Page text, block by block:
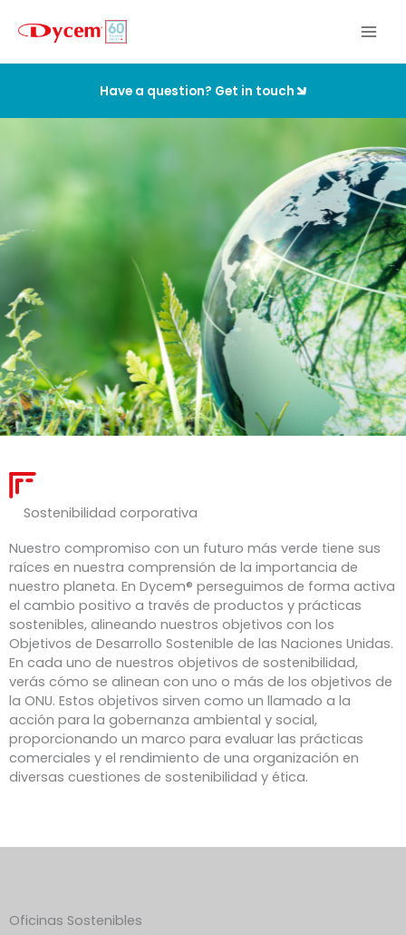
contenido
Have a question? Get in touch
Sostenibilidad corporativa
Nuestro compromiso con un futuro más verde tiene sus
raíces en nuestra comprensión de la importancia de
nuestro planeta. En Dycem® perseguimos de forma activa
el cambio positivo a través de productos y prácticas
sostenibles, alineando nuestros objetivos con los
Objetivos de Desarrollo Sostenible de las Naciones Unidas.
En cada uno de nuestros objetivos de sostenibilidad,
verás cómo se alinean con uno o más de los objetivos de
la ONU. Estos objetivos sirven como un llamado a la
acción para la gobernanza ambiental y social,
proporcionando un marco para evaluar las prácticas
comerciales y el rendimiento de una organización en
diversas cuestiones de sostenibilidad y ética.
Oficinas Sostenibles